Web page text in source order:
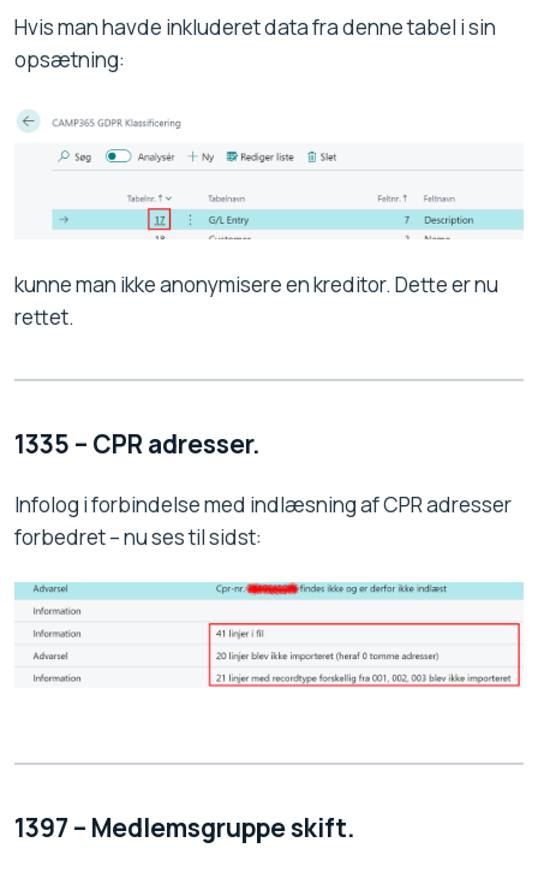
Hvis man havde inkluderet data fra denne tabel i sin
opsætning:
kunne man ikke anonymisere en kreditor. Dette er nu
rettet.
1335 – CPR adresser.
Infolog i forbindelse med indlæsning af CPR adresser
forbedret – nu ses til sidst:
1397 – Medlemsgruppe skift.